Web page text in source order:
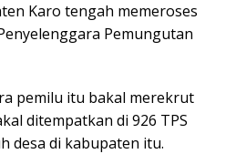
Karo tengah memeroses
Pemungutan
pemilu itu bakal merekrut
ditempatkan di 926 TPS
desa di kabupaten itu.